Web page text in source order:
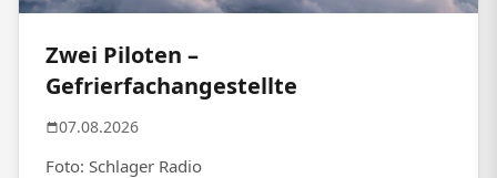
Zwei Piloten –
Gefrierfachangestellte
07.08.2026
Foto: Schlager Radio